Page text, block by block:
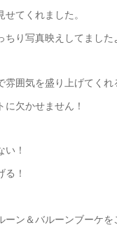
てくれました。
り写真映えしてました
雰囲気を盛り上げてくれ
欠かせません！
！
！
ーン＆バルーンブーケを